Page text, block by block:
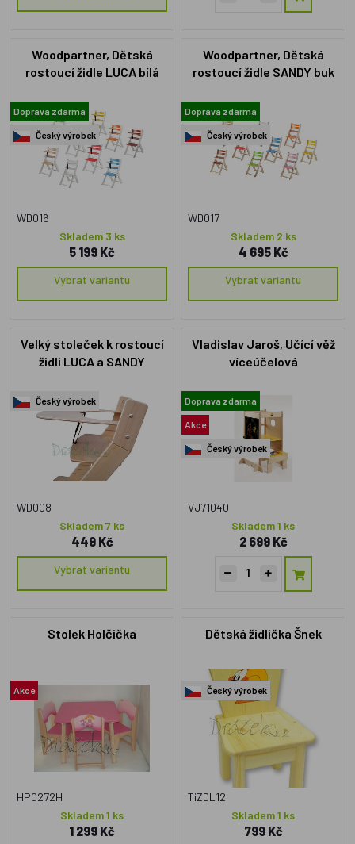
Woodpartner, Dětská
rostoucí židle LUCA bílá
Doprava zdarma
Český výrobek
WD016
Skladem 3 ks
5 199 Kč
Vybrat variantu
Woodpartner, Dětská
rostoucí židle SANDY buk
Doprava zdarma
Český výrobek
WD017
Skladem 2 ks
4 695 Kč
Vybrat variantu
Velký stoleček k rostoucí
židli LUCA a SANDY
Český výrobek
WD008
Skladem 7 ks
449 Kč
Vybrat variantu
Vladislav Jaroš, Učící věž
víceúčelová
Doprava zdarma
Akce
Český výrobek
VJ71040
Skladem 1 ks
2 699 Kč
Stolek Holčička
Akce
HP0272H
Skladem 1 ks
1 299 Kč
Dětská židlička Šnek
Český výrobek
TiZDL12
Skladem 1 ks
799 Kč